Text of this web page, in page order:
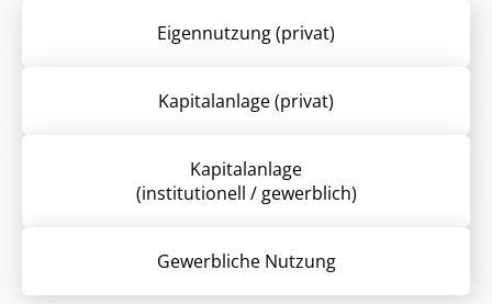
Eigennutzung (privat)
Kapitalanlage (privat)
Kapitalanlage
(institutionell / gewerblich)
Gewerbliche Nutzung